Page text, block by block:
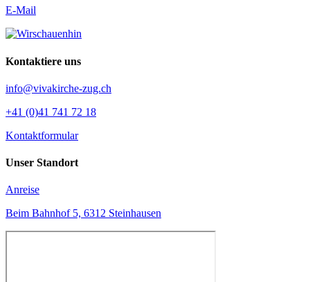
E-Mail
Kontaktiere uns
info@vivakirche-zug.ch
+41 (0)41 741 72 18
Kontaktformular
Unser Standort
Anreise
Beim Bahnhof 5, 6312 Steinhausen